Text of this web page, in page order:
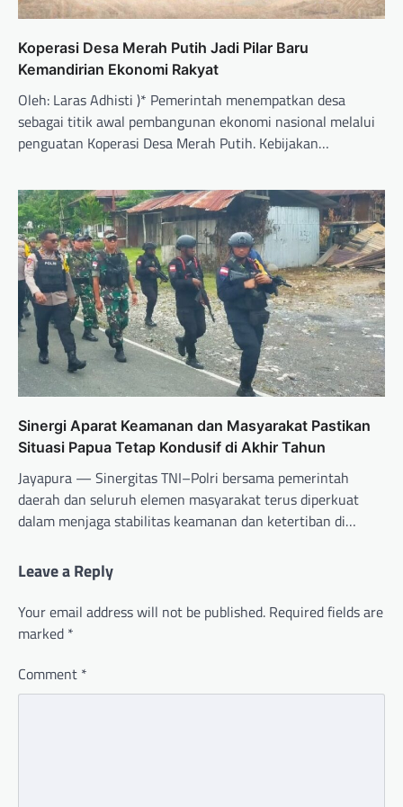
Koperasi Desa Merah Putih Jadi Pilar Baru
Kemandirian Ekonomi Rakyat
Oleh: Laras Adhisti )* Pemerintah menempatkan desa
sebagai titik awal pembangunan ekonomi nasional melalui
penguatan Koperasi Desa Merah Putih. Kebijakan…
Sinergi Aparat Keamanan dan Masyarakat Pastikan
Situasi Papua Tetap Kondusif di Akhir Tahun
Jayapura — Sinergitas TNI–Polri bersama pemerintah
daerah dan seluruh elemen masyarakat terus diperkuat
dalam menjaga stabilitas keamanan dan ketertiban di…
Leave a Reply
Your email address will not be published. Required fields are
marked *
Comment *